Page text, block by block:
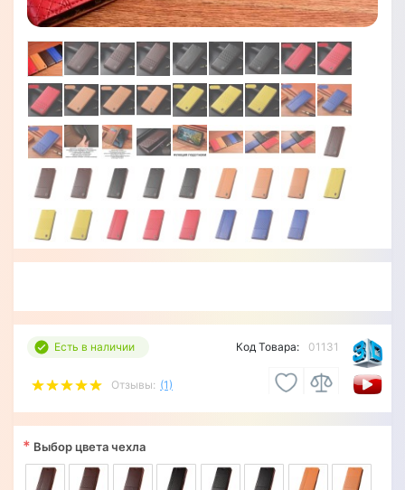
Есть в наличии
Отзывы: (1)
Код Товара: 01131
* Выбор цвета чехла